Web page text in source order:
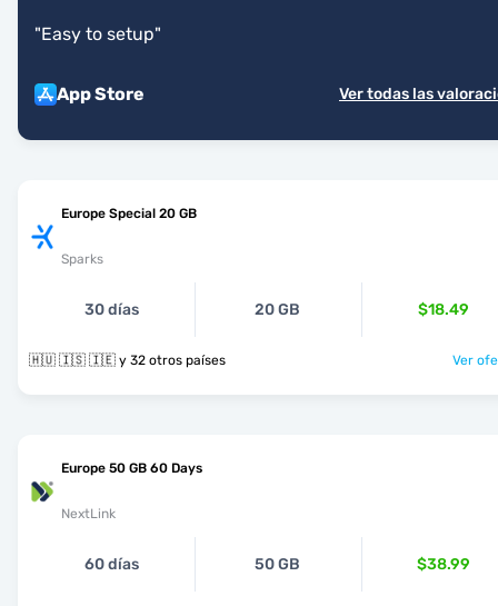
"Easy to setup"
App Store Ver todas las
Europe Special 20 GB
Sparks
30 días 20 GB $18.49
🇭🇺 🇮🇸 🇮🇪 y 32 otros países Ver
Europe 50 GB 60 Days
NextLink
60 días 50 GB $38.99